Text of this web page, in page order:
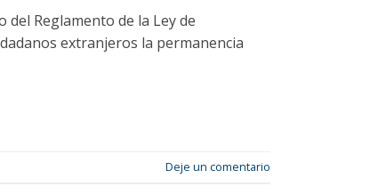
Reglamento de la Ley de
extranjeros la permanencia
Deje un comentario